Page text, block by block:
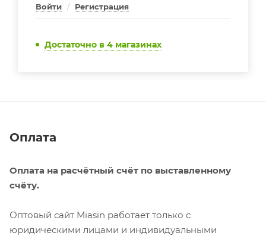
Войти / Регистрация
Достаточно в 4 магазинах
Оплата
Оплата на расчётный счёт по выставленному
счёту.
Оптовый сайт Miasin работает только с
юридическими лицами и индивидуальными